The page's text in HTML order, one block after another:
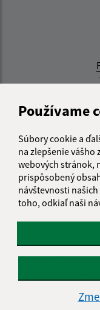
Používame
Súbory cookie a
na zlepšenie vášho
webových stránok,
prispôsobený
návštevnosti
toho, odkiaľ naši
Vytvorené v
web portál